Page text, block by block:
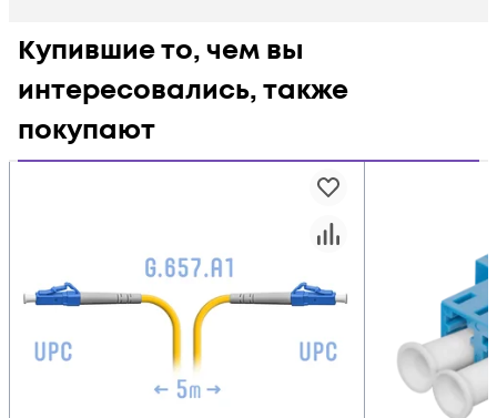
Купившие то, чем вы
интересовались, также
покупают